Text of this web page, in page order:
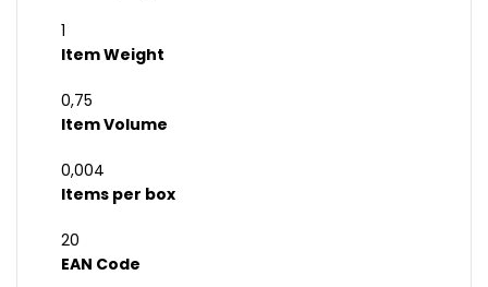
1
Item Weight
0,75
Item Volume
0,004
Items per box
20
EAN Code